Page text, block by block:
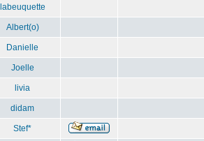
labeuquette
Albert(o)
Danielle
Joelle
livia
didam
Stef*